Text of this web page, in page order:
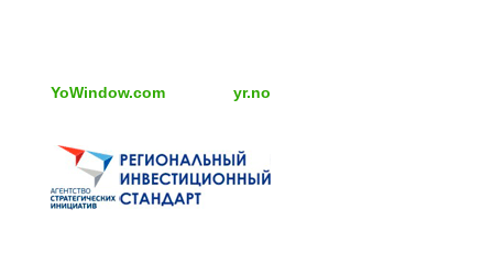
YoWindow.com yr.no